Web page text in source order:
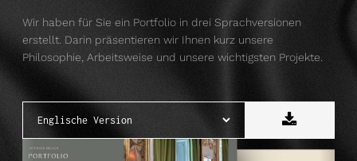
Wir haben für Sie ein Portfolio in drei Sprachversionen
erstellt. Darin präsentieren wir Ihnen kurz unsere
Philosophie, Arbeitsweise und unsere wichtigsten Projekte.